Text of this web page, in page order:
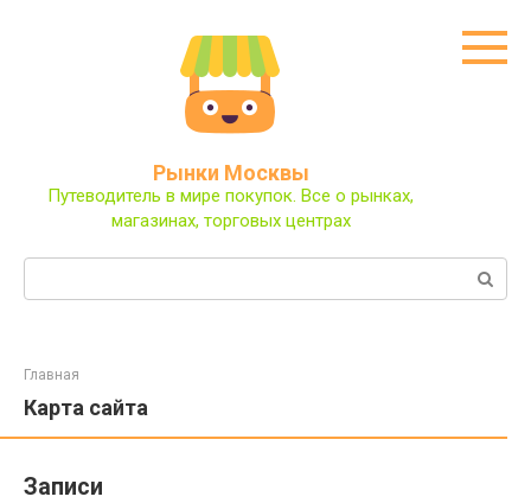
Рынки Москвы
Путеводитель в мире покупок. Все о рынках,
магазинах, торговых центрах
Главная
Карта сайта
Записи